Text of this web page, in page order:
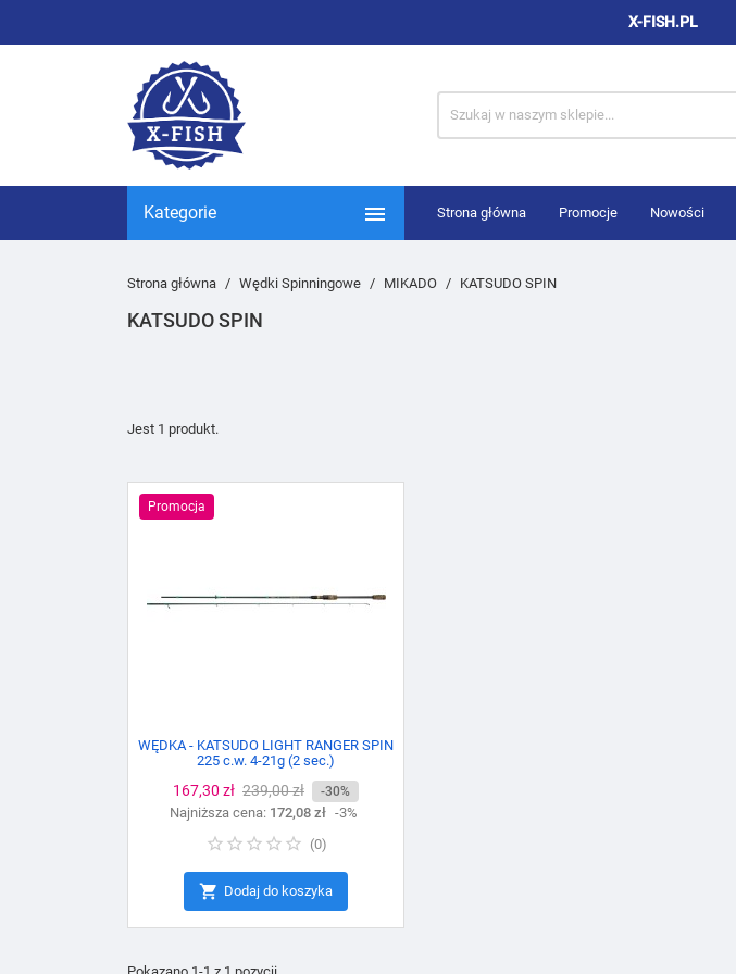
X-FISH.PL
Kategorie  Strona główna Promocje Nowości
Strona główna Wędki Spinningowe MIKADO KATSUDO SPIN
KATSUDO SPIN
Jest 1 produkt.
Promocja
WĘDKA - KATSUDO LIGHT RANGER SPIN
225 c.w. 4-21g (2 sec.)
Cena
167,30 zł Cena
podstawowa
239,00 zł -30%
Najniższa cena: 172,08 zł -3%
(0)
 Dodaj do koszyka